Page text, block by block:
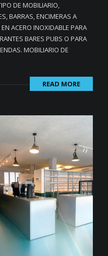
DE MOBILIARIO,
BARRAS, ENCIMERAS A
ACERO INOXIDABLE PARA
BARES PUBS O PARA
MOBILIARIO DE
READ MORE